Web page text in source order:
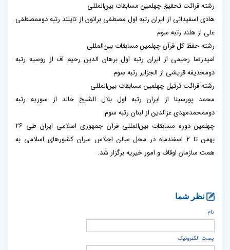
رشته قرائت تحقیق چهلمین مسابقات بین‌المللی
هادی اسفیدانی از ایران رتبه اول مصطفی برانون از تایلند رتبه دوممصطفی
علی از هلند رتبه سوم
رشته حفظ کل قرآن چهلمین مسابقات بین‌المللی
امیدرضا رحیمی از ایران رتبه اول برهان الدین رحیم اف از روسیه رتبه
دومحذیفه قریشی از الجزایر رتبه سوم
رشته قرائت ترتیل چهلمین مسابقات بین‌المللی
محمد پورسینا از ایران رتبه اول بلال الشیخ خالد از سوریه رتبه
دوممحمدمهدی عزالدین از لبنان رتبه سوم
چهلمین دوره مسابقات بین‌المللی قرآن جمهوری اسلامی ایران طی ۲۶
بهمن تا ۲ اسفندماه در محل سالن اجلاس سران کشورهای اسلامی به
همت سازمان اوقاف و امور خیریه برگزار شد.
نظر شما
نام
پست الكترونيک